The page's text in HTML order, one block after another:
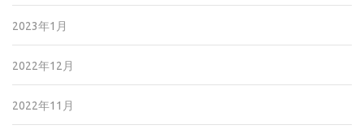
2023年1月
2022年12月
2022年11月